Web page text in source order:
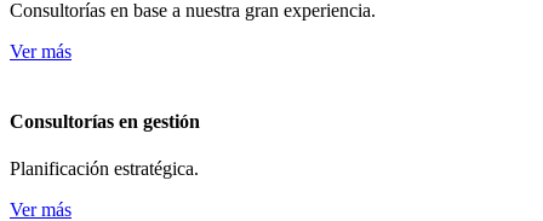
Consultorías en base a nuestra gran experiencia.
Ver más
Consultorías en gestión
Planificación estratégica.
Ver más